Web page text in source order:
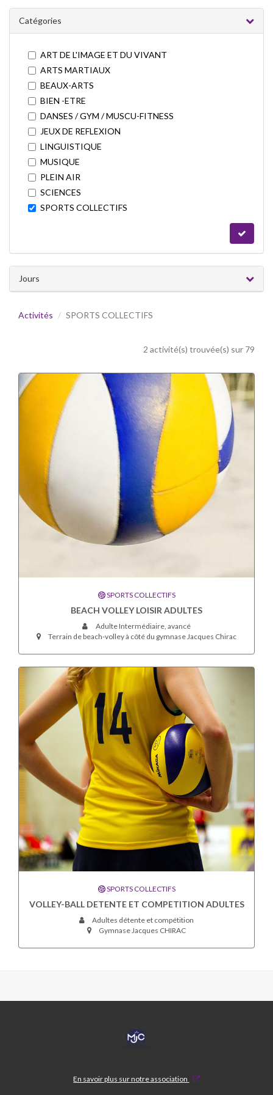
Catégories
ART DE L'IMAGE ET DU VIVANT
ARTS MARTIAUX
BEAUX-ARTS
BIEN -ETRE
DANSES / GYM / MUSCU-FITNESS
JEUX DE REFLEXION
LINGUISTIQUE
MUSIQUE
PLEIN AIR
SCIENCES
SPORTS COLLECTIFS
Jours
Activités SPORTS COLLECTIFS
2 activité(s) trouvée(s) sur 79
SPORTS COLLECTIFS
BEACH VOLLEY LOISIR ADULTES
Adulte Intermédiaire, avancé
Terrain de beach-volley à côté du gymnase Jacques Chirac
SPORTS COLLECTIFS
VOLLEY-BALL DETENTE ET COMPETITION ADULTES
Adultes détente et compétition
Gymnase Jacques CHIRAC
MJC
CASTELNAU
En savoir plus sur notre association